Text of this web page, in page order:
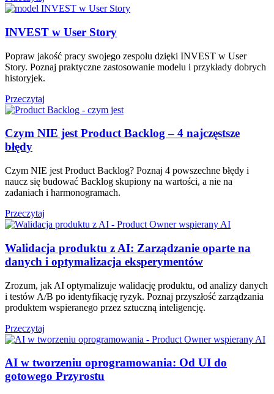
INVEST w User Story
Popraw jakość pracy swojego zespołu dzięki INVEST w User
Story. Poznaj praktyczne zastosowanie modelu i przykłady dobrych
historyjek.
Przeczytaj
Czym NIE jest Product Backlog – 4 najczęstsze
błędy
Czym NIE jest Product Backlog? Poznaj 4 powszechne błędy i
naucz się budować Backlog skupiony na wartości, a nie na
zadaniach i harmonogramach.
Przeczytaj
Walidacja produktu z AI: Zarządzanie oparte na
danych i optymalizacja eksperymentów
Zrozum, jak AI optymalizuje walidację produktu, od analizy danych
i testów A/B po identyfikację ryzyk. Poznaj przyszłość zarządzania
produktem wspieranego przez sztuczną inteligencję.
Przeczytaj
AI w tworzeniu oprogramowania: Od UI do
gotowego Przyrostu